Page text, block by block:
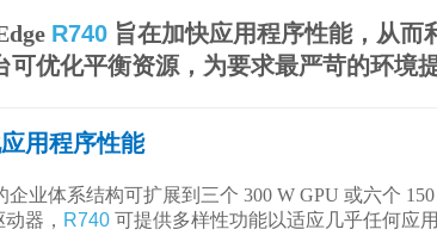
R740 旨在加快应用程序性能，从而
可优化平衡资源，为要求最严苛的环境
用程序性能
企业体系结构可扩展到三个 300 W GPU 或六个
器， R740 可提供多样性功能以适应几乎任何应